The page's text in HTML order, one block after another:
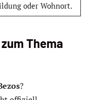
oder Wohnort.
Thema
?